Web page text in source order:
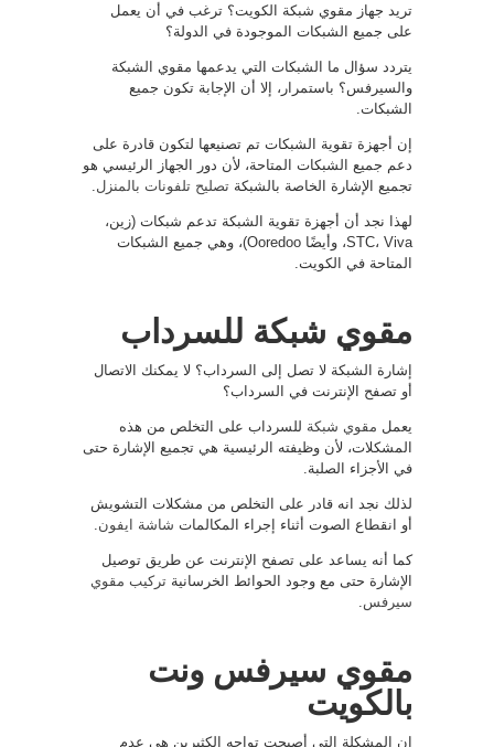
تريد جهاز مقوي شبكة الكويت؟ ترغب في أن يعمل
على جميع الشبكات الموجودة في الدولة؟
يتردد سؤال ما الشبكات التي يدعمها مقوي الشبكة
والسيرفس؟ باستمرار، إلا أن الإجابة تكون جميع
الشبكات.
إن أجهزة تقوية الشبكات تم تصنيعها لتكون قادرة على
دعم جميع الشبكات المتاحة، لأن دور الجهاز الرئيسي هو
تجميع الإشارة الخاصة بالشبكة تصليح تلفونات بالمنزل
لهذا نجد أن أجهزة تقوية الشبكة تدعم شبكات (زين،
STC، Viva، وأيضًا Ooredoo)، وهي جميع الشبكات
المتاحة في الكويت.
مقوي شبكة للسرداب
إشارة الشبكة لا تصل إلى السرداب؟ لا يمكنك الاتصال
أو تصفح الإنترنت في السرداب؟
يعمل مقوي شبكة للسرداب على التخلص من هذه
المشكلات، لأن وظيفته الرئيسية هي تجميع الإشارة حتى
في الأجزاء الصلبة.
لذلك نجد انه قادر على التخلص من مشكلات التشويش
أو انقطاع الصوت أثناء إجراء المكالمات شاشة ايفون
كما أنه يساعد على تصفح الإنترنت عن طريق توصيل
الإشارة حتى مع وجود الحوائط الخرسانية تركيب مقوي
سيرفس
مقوي سيرفس ونت
بالكويت
إن المشكلة التي أصبحت تواجه الكثيرين هي عدم